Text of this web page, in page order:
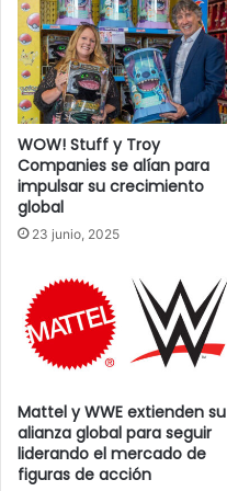
WOW! Stuff y Troy
Companies se alían para
impulsar su crecimiento
global
23 junio, 2025
Mattel y WWE extienden su
alianza global para seguir
liderando el mercado de
figuras de acción